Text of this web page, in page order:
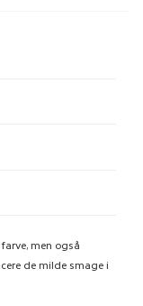
men også
de milde smage i